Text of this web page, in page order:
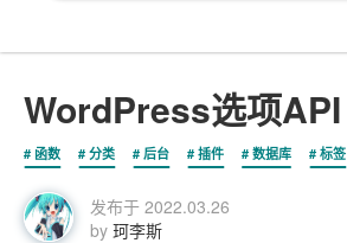
WordPress选项API
函数 分类 后台 插件 数据库 标签
发布于 2022.03.26
by 珂李斯